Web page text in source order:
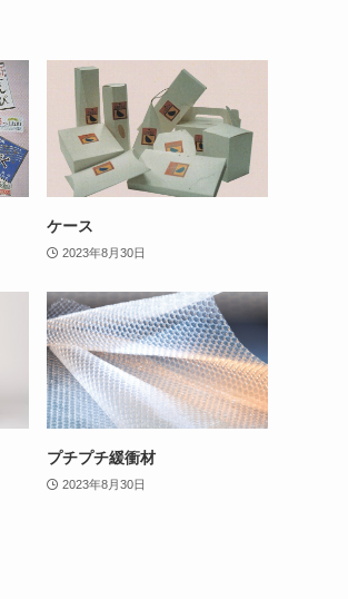
ケース
2023年8月30日
プチプチ緩衝材
2023年8月30日